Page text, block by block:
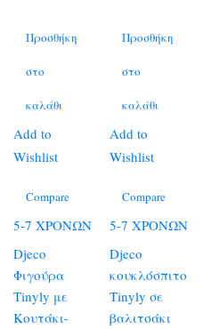
Προσθήκη
στο
καλάθι
Add to
Wishlist
Compare
5-7 ΧΡΟΝΩΝ
Djeco
Φιγούρα
Tinyly με
Κουτάκι-
Προσθήκη
στο
καλάθι
Add to
Wishlist
Compare
5-7 ΧΡΟΝΩΝ
Djeco
κουκλόσπιτο
Tinyly σε
βαλιτσάκι